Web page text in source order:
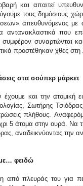
και απαιτεί
τους δημόσιους
απευθυνόμενος
αντανακλαστικά που
συμφέρον συναρτώνται
προστέθηκαν χθες
στα σούπερ μάρκετ
έχουμε και την ατομική
Σωτήρης
πλήθους.
5 άτομα στην ουρά.
αναδεικνύοντας την
φειδώ
από πλευράς του για